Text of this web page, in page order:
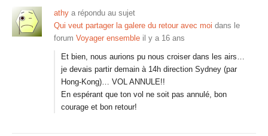
athy a répondu au sujet
Qui veut partager la galere du retour avec moi dans le
forum Voyager ensemble il y a 16 ans
Et bien, nous aurions pu nous croiser dans les airs…
je devais partir demain à 14h direction Sydney (par
Hong-Kong)… VOL ANNULE!!
En espérant que ton vol ne soit pas annulé, bon
courage et bon retour!